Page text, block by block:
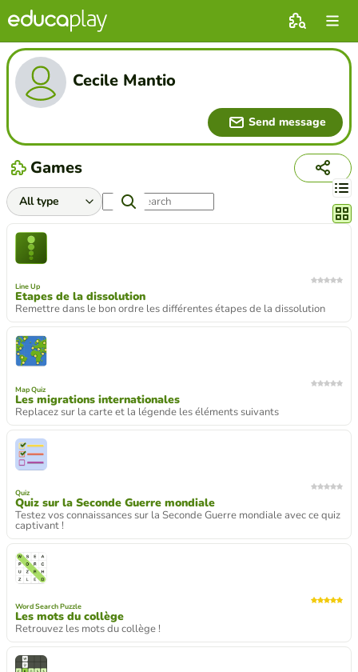
Cecile Mantio
Send message
Games
Line Up
Etapes de la dissolution
Remettre dans le bon ordre les différentes étapes de la dissolution
Map Quiz
Les migrations internationales
Replacez sur la carte et la légende les éléments suivants
Quiz
Quiz sur la Seconde Guerre mondiale
Testez vos connaissances sur la Seconde Guerre mondiale avec ce quiz
captivant !
Word Search Puzzle
Les mots du collège
Retrouvez les mots du collège !